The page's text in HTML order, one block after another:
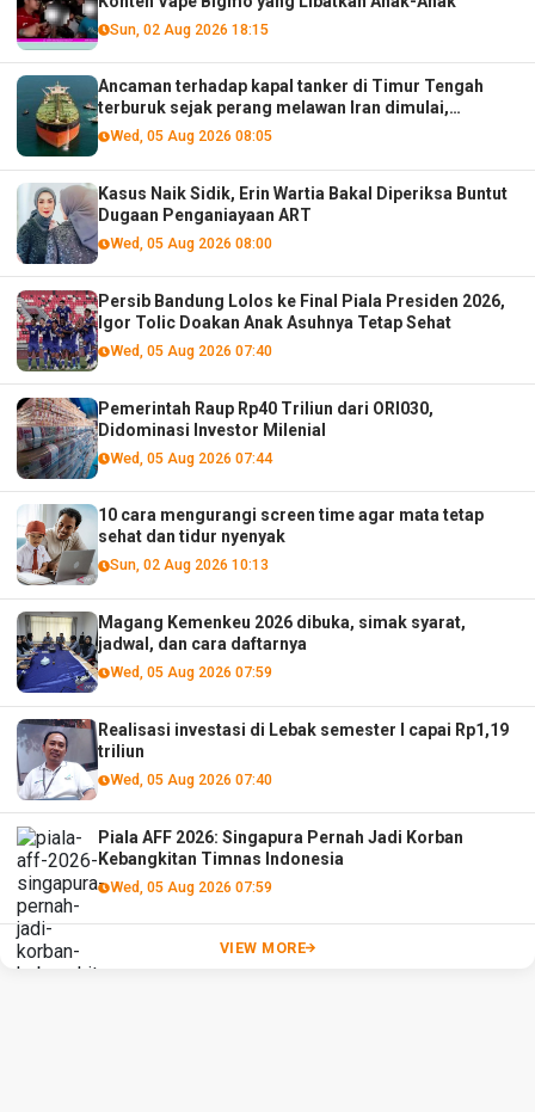
Sun, 02 Aug 2026 18:15
Ancaman terhadap kapal tanker di Timur Tengah
terburuk sejak perang melawan Iran dimulai,
menurut analis
Wed, 05 Aug 2026 08:05
Kasus Naik Sidik, Erin Wartia Bakal Diperiksa Buntut
Dugaan Penganiayaan ART
Wed, 05 Aug 2026 08:00
Persib Bandung Lolos ke Final Piala Presiden 2026,
Igor Tolic Doakan Anak Asuhnya Tetap Sehat
Wed, 05 Aug 2026 07:40
Pemerintah Raup Rp40 Triliun dari ORI030,
Didominasi Investor Milenial
Wed, 05 Aug 2026 07:44
10 cara mengurangi screen time agar mata tetap
sehat dan tidur nyenyak
Sun, 02 Aug 2026 10:13
Magang Kemenkeu 2026 dibuka, simak syarat,
jadwal, dan cara daftarnya
Wed, 05 Aug 2026 07:59
Realisasi investasi di Lebak semester I capai Rp1,19
triliun
Wed, 05 Aug 2026 07:40
Piala AFF 2026: Singapura Pernah Jadi Korban
Kebangkitan Timnas Indonesia
Wed, 05 Aug 2026 07:59
VIEW MORE